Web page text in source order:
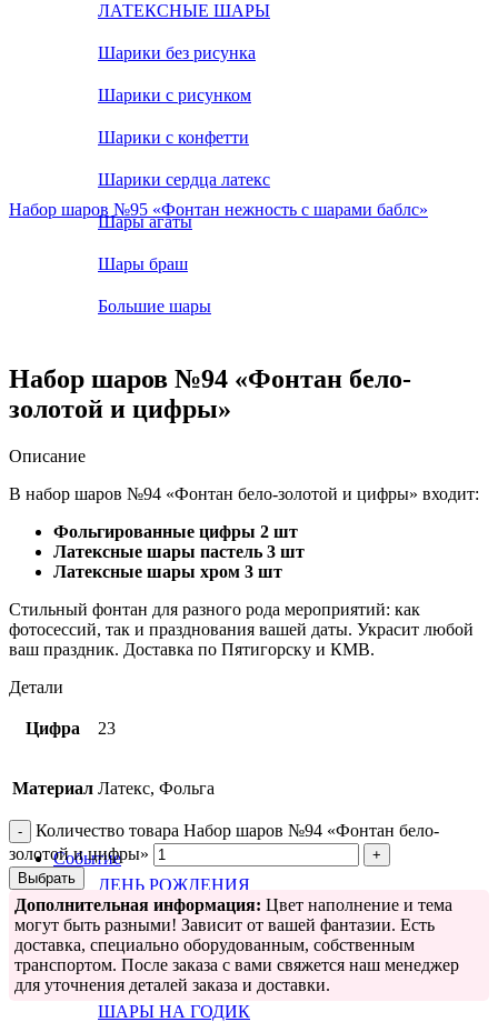
ЛАТЕКСНЫЕ ШАРЫ
Шарики без рисунка
Шарики с рисунком
Шарики с конфетти
Шарики сердца латекс
Шары агаты
Шары браш
Большие шары
Событие
ДЕНЬ РОЖДЕНИЯ
ГЕНДЕР ПАТИ
РОЖДЕНИЕ МАЛЫША
ШАРЫ НА ГОДИК
Набор шаров №95 «Фонтан нежность с шарами баблс»
Набор шаров №94 «Фонтан бело-
золотой и цифры»
Описание
В набор шаров №94 «Фонтан бело-золотой и цифры» входит:
Фольгированные цифры 2 шт
Латексные шары пастель 3 шт
Латексные шары хром 3 шт
Стильный фонтан для разного рода мероприятий: как
фотосессий, так и празднования вашей даты. Украсит любой
ваш праздник. Доставка по Пятигорску и КМВ.
Детали
Цифра 23
Материал Латекс, Фольга
Количество товара Набор шаров №94 «Фонтан бело-
золотой и цифры»
Выбрать
Дополнительная информация: Цвет наполнение и тема
могут быть разными! Зависит от вашей фантазии. Есть
доставка, специально оборудованным, собственным
транспортом. После заказа с вами свяжется наш менеджер
для уточнения деталей заказа и доставки.